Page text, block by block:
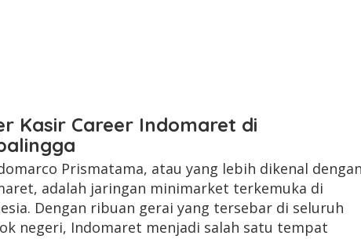
Kasir Career Indomaret di
Prismatama, atau yang lebih dikenal dengan
adalah jaringan minimarket terkemuka di
Dengan ribuan gerai yang tersebar di seluruh
negeri, Indomaret menjadi salah satu tempat